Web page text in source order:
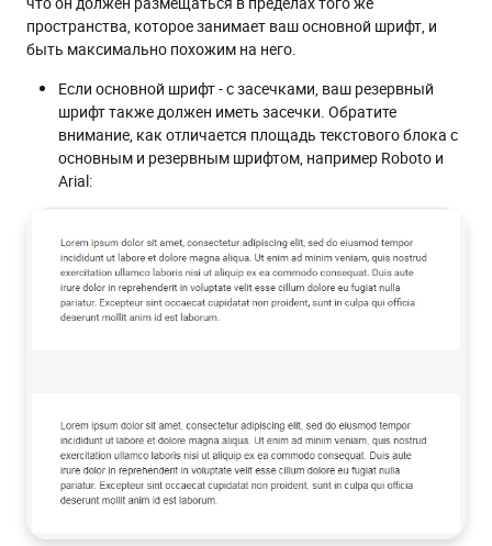
пространства, которое занимает ваш основной шрифт, и
быть максимально похожим на него.
Если основной шрифт - с засечками, ваш резервный
шрифт также должен иметь засечки. Обратите
внимание, как отличается площадь текстового блока с
основным и резервным шрифтом, например Roboto и
Arial: